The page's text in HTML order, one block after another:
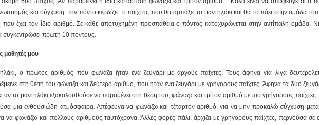
και σύγχυση. Τον πόντο κερδίζει ο παίχτης που θα αρπάξει το μαντηλάκι και θα το πάει στην ομάδα
που έχει τον ίδιο αριθμό. Σε κάθε αποτυχημένη προσπάθεια ο πόντος κατοχυρώνεται στην αντίπαλη ομάδα.
συγκεντρώσει πρώτη 10 πόντους.
μαθητές μου
ο πρώτος αριθμός που φώναζα ήταν ένα ζευγάρι με αργούς παίχτες. Τους άφηνα για λίγα
στη θέση του φώναζα και δεύτερο αριθμό, που ήταν ένα ζευγάρι με γρήγορους παίχτες. Άφηνα τα δύο
αν το μαντηλάκι εξακολουθούσε να παραμένει στη θέση του, φώναζα και τρίτον αριθμό με πιο γρήγορους
μια ενθουσιώδη ατμόσφαιρα. Απέφευγα να φωνάζω και τέταρτον αριθμό, για να μην προκαλώ σύγχυση
να φωνάζω και πολλούς αριθμούς ταυτόχρονα. Άλλες φορές πάλι, άρχιζα με γρήγορους παίχτες, περνούσα σε